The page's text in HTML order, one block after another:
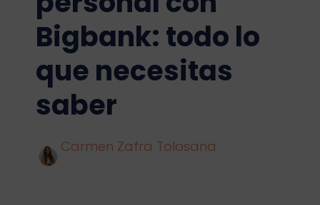
Bigbank: todo lo
que necesitas
saber
Carmen Zafra Tolosana